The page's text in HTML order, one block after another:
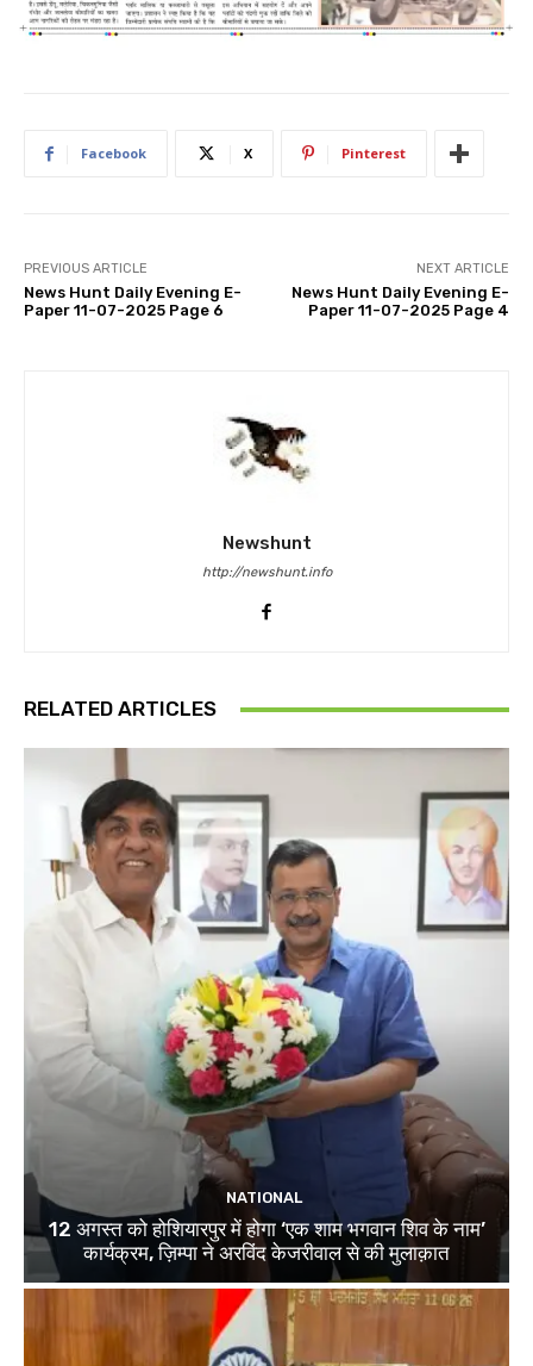
Facebook X Pinterest
PREVIOUS ARTICLE
News Hunt Daily Evening E-
Paper 11-07-2025 Page 6
NEXT ARTICLE
News Hunt Daily Evening E-
Paper 11-07-2025 Page 4
Newshunt
http://newshunt.info
RELATED ARTICLES
NATIONAL
12 अगस्त को होशियारपुर में होगा ‘एक शाम भगवान शिव के नाम’
कार्यक्रम, ज़िम्पा ने अरविंद केजरीवाल से की मुलाक़ात